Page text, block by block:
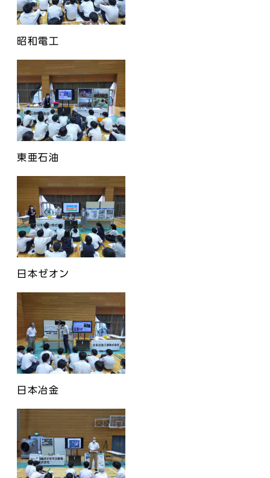
昭和電工
東亜石油
日本ゼオン
日本冶金